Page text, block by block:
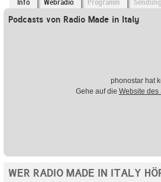
Info Webradio Programm
Podcasts von Radio Made in Italy
phonostar hat
Gehe auf die Website des
WER RADIO MADE IN ITALY